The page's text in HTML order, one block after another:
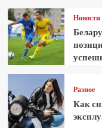
Новости
Разное
Как